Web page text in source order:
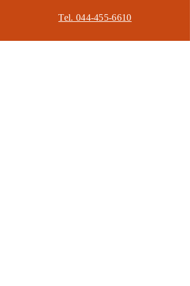
Tel. 044-455-6610